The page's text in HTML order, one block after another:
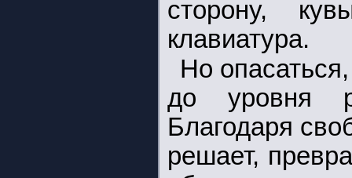
сторону,
клавиатура.
Но
до уровня
Благодаря
решает,